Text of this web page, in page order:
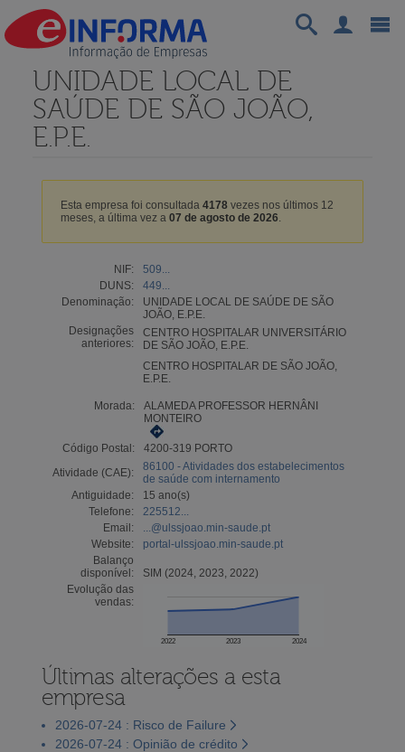
UNIDADE LOCAL DE
SAÚDE DE SÃO JOÃO,
E.P.E.
Esta empresa foi consultada 4178vezes nos últimos 12
meses, a última vez a 07 de agosto de 2026.
NIF:
509...
DUNS:
449...
Denominação:
UNIDADE LOCAL DE SAÚDE DE SÃO
JOÃO, E.P.E.
Designações
anteriores:
CENTRO HOSPITALAR UNIVERSITÁRIO
DE SÃO JOÃO, E.P.E.
CENTRO HOSPITALAR DE SÃO JOÃO,
E.P.E.
Morada:
ALAMEDA PROFESSOR HERNÂNI
MONTEIRO
Código Postal:
4200-319 PORTO
Atividade (CAE):
86100 - Atividades dos estabelecimentos
de saúde com internamento
Antiguidade:
15 ano(s)
Telefone:
225512...
Email:
...@ulssjoao.min-saude.pt
Website:
portal-ulssjoao.min-saude.pt
Balanço
disponível:
SIM (2024, 2023, 2022)
Evolução das
vendas:
2022 2023 2024
Últimas alterações a esta
empresa
2026-07-24 : Risco de Failure
2026-07-24 : Opinião de crédito